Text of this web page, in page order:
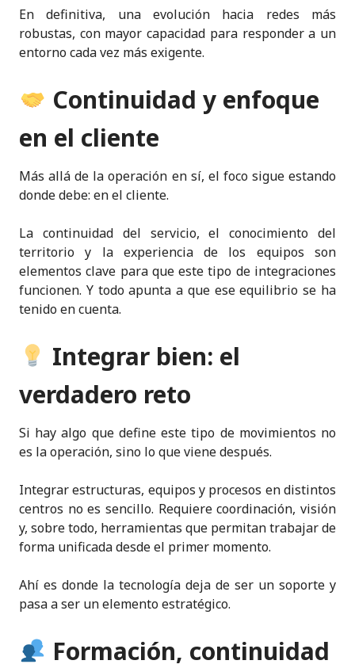
En definitiva, una evolución hacia redes más
robustas, con mayor capacidad para responder a un
entorno cada vez más exigente.
Continuidad y enfoque
en el cliente
Más allá de la operación en sí, el foco sigue estando
donde debe: en el cliente.
La continuidad del servicio, el conocimiento del
territorio y la experiencia de los equipos son
elementos clave para que este tipo de integraciones
funcionen. Y todo apunta a que ese equilibrio se ha
tenido en cuenta.
Integrar bien: el
verdadero reto
Si hay algo que define este tipo de movimientos no
es la operación, sino lo que viene después.
Integrar estructuras, equipos y procesos en distintos
centros no es sencillo. Requiere coordinación, visión
y, sobre todo, herramientas que permitan trabajar de
forma unificada desde el primer momento.
Ahí es donde la tecnología deja de ser un soporte y
pasa a ser un elemento estratégico.
Formación, continuidad